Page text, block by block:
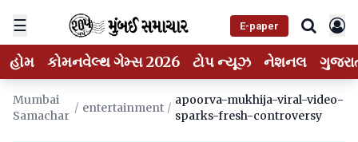
☰ E-paper
હોમ કોમનવેલ્થ ગેમ્સ 2026 ટોપ ન્યૂઝ નેશનલ
Mumbai
Samachar
/ entertainment /
apoorva-mukhija-viral-video-
sparks-fresh-controversy